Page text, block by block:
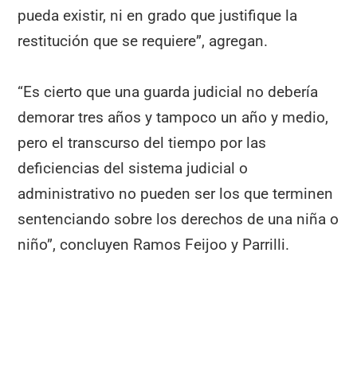
pueda existir, ni en grado que justifique la
restitución que se requiere”, agregan.
“Es cierto que una guarda judicial no debería
demorar tres años y tampoco un año y medio,
pero el transcurso del tiempo por las
deficiencias del sistema judicial o
administrativo no pueden ser los que terminen
sentenciando sobre los derechos de una niña o
niño”, concluyen Ramos Feijoo y Parrilli.